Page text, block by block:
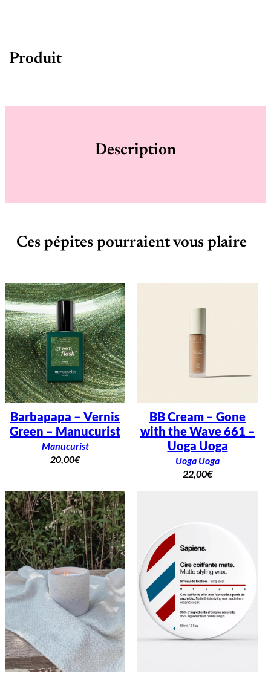
Produit
Description
Ces pépites pourraient vous plaire
Barbapapa – Vernis
Green – Manucurist
Manucurist
20,00€
BB Cream – Gone
with the Wave 661 –
Uoga Uoga
Uoga Uoga
22,00€